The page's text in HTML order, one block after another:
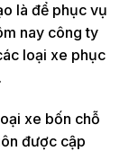
là để phục vụ
nay công ty
loại xe phục
xe bốn chỗ
được cập